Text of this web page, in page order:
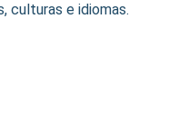
culturas e idiomas.